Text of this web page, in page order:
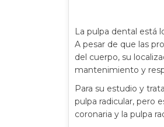
La pulpa dental está
A pesar de que las
del cuerpo, su
mantenimiento y
Para su estudio y
pulpa radicular, pero
coronaria y la pulpa